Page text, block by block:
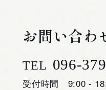
お問い合わ
TEL 096-
受付時間 9:00 -